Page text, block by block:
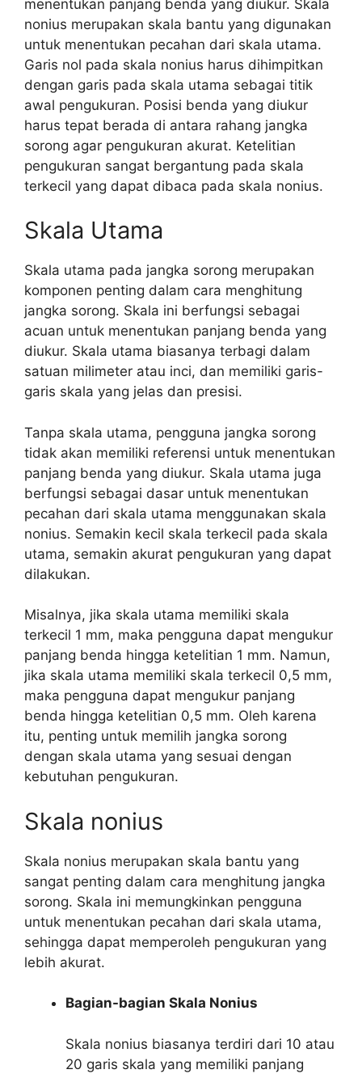
menentukan panjang benda yang diukur. Skala
nonius merupakan skala bantu yang digunakan
untuk menentukan pecahan dari skala utama.
Garis nol pada skala nonius harus dihimpitkan
dengan garis pada skala utama sebagai titik
awal pengukuran. Posisi benda yang diukur
harus tepat berada di antara rahang jangka
sorong agar pengukuran akurat. Ketelitian
pengukuran sangat bergantung pada skala
terkecil yang dapat dibaca pada skala nonius.
Skala Utama
Skala utama pada jangka sorong merupakan
komponen penting dalam cara menghitung
jangka sorong. Skala ini berfungsi sebagai
acuan untuk menentukan panjang benda yang
diukur. Skala utama biasanya terbagi dalam
satuan milimeter atau inci, dan memiliki garis-
garis skala yang jelas dan presisi.
Tanpa skala utama, pengguna jangka sorong
tidak akan memiliki referensi untuk menentukan
panjang benda yang diukur. Skala utama juga
berfungsi sebagai dasar untuk menentukan
pecahan dari skala utama menggunakan skala
nonius. Semakin kecil skala terkecil pada skala
utama, semakin akurat pengukuran yang dapat
dilakukan.
Misalnya, jika skala utama memiliki skala
terkecil 1 mm, maka pengguna dapat mengukur
panjang benda hingga ketelitian 1 mm. Namun,
jika skala utama memiliki skala terkecil 0,5 mm,
maka pengguna dapat mengukur panjang
benda hingga ketelitian 0,5 mm. Oleh karena
itu, penting untuk memilih jangka sorong
dengan skala utama yang sesuai dengan
kebutuhan pengukuran.
Skala nonius
Skala nonius merupakan skala bantu yang
sangat penting dalam cara menghitung jangka
sorong. Skala ini memungkinkan pengguna
untuk menentukan pecahan dari skala utama,
sehingga dapat memperoleh pengukuran yang
lebih akurat.
Bagian-bagian Skala Nonius
Skala nonius biasanya terdiri dari 10 atau
20 garis skala yang memiliki panjang